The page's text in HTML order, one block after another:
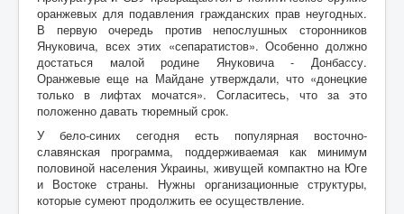
оранжевых для подавления гражданских прав неугодных.
В первую очередь против непослушных сторонников
Януковича, всех этих «сепаратистов». Особенно должно
достаться малой родине Януковича - Донбассу.
Оранжевые еще на Майдане утверждали, что «донецкие
только в лифтах мочатся». Согласитесь, что за это
положенно давать тюремный срок.
У бело-синих сегодня есть популярная восточно-
славянская программа, поддерживаемая как минимум
половиной населения Украины, живущей компактно на Юге
и Востоке страны. Нужны организационные структуры,
которые сумеют продолжить ее осуществление.